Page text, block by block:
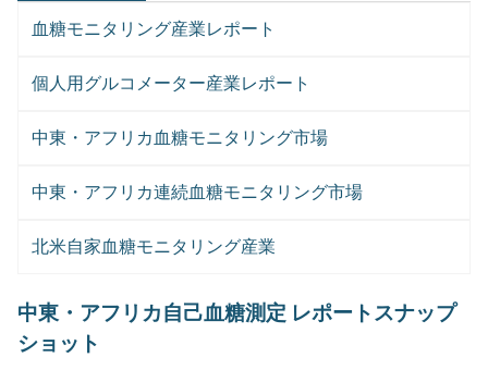
血糖モニタリング産業レポート
個人用グルコメーター産業レポート
中東・アフリカ血糖モニタリング市場
中東・アフリカ連続血糖モニタリング市場
北米自家血糖モニタリング産業
中東・アフリカ自己血糖測定 レポートスナップ
ショット